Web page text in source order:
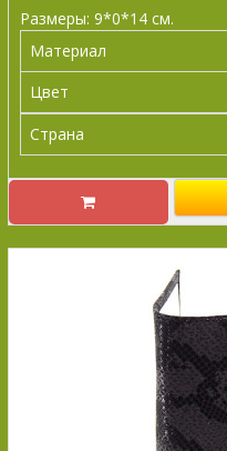
Размеры: 9*0*14 см.
Материал
Цвет
Страна